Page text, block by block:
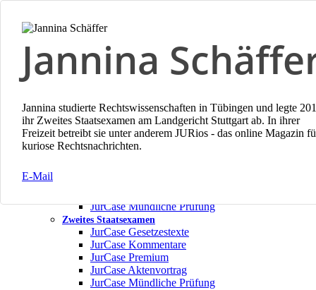
main
content
search
account
Menu AG-Rabatte
JurCase Mündliche Prüfung
Zweites Staatsexamen
JurCase Gesetzestexte
JurCase Kommentare
JurCase Premium
JurCase Aktenvortrag
JurCase Mündliche Prüfung
Jannina
Jannina studierte Rechtswissenschaften in Tübingen und legte
ihr Zweites Staatsexamen am Landgericht Stuttgart ab. In ihrer
Freizeit betreibt sie unter anderem JURios - das online Magazin
kuriose Rechtsnachrichten.
E-Mail